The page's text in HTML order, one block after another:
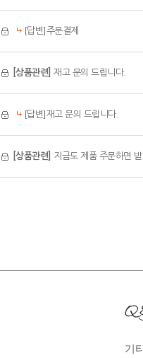
[답변]주문결제
[상품관련] 재고 문의 드립니다.
[답변]재고 문의 드립니다.
[상품관련] 지금도 제품 주문하면 받
기